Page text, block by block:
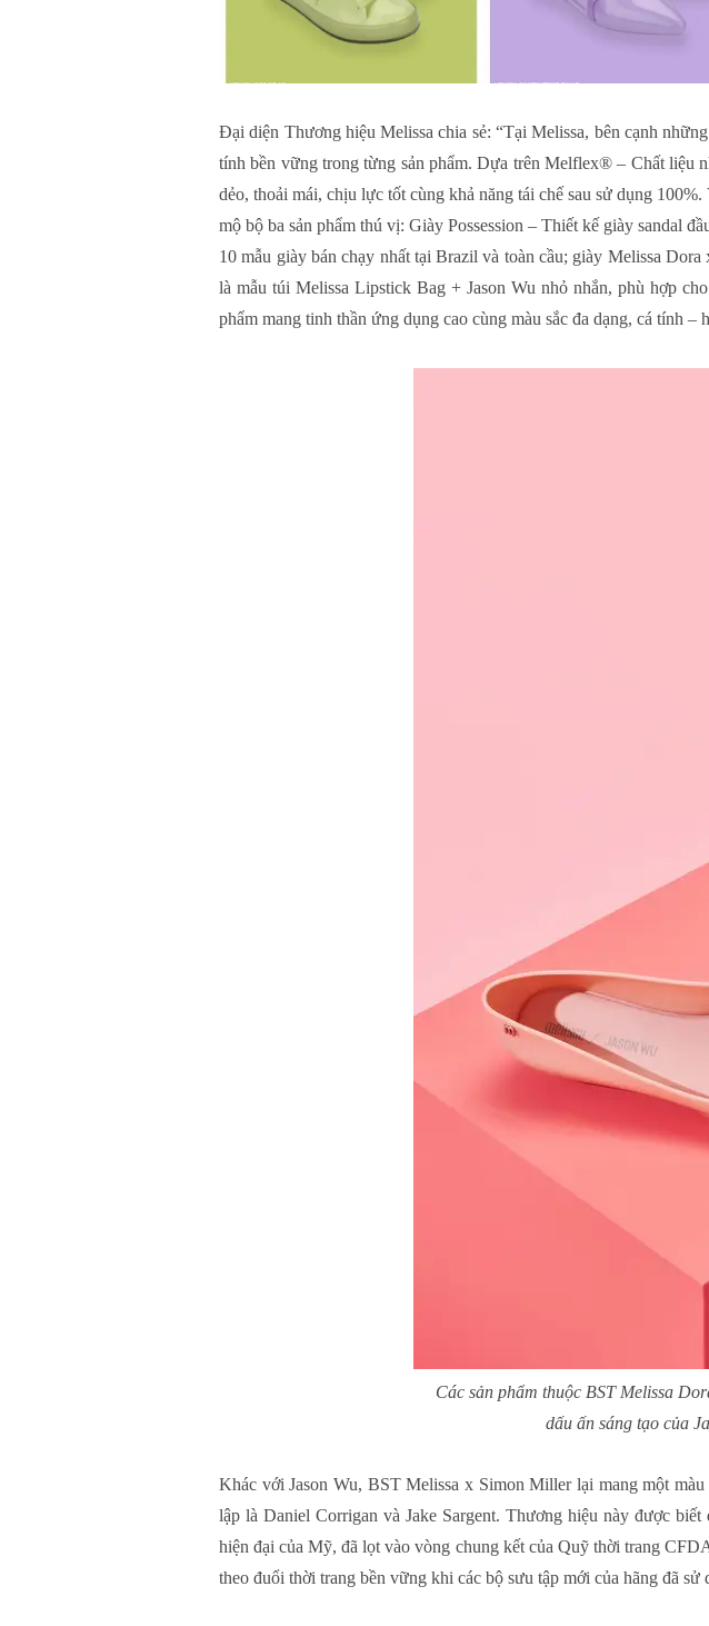
Đại diện Thương hiệu Melissa chia sẻ: “Tại Melissa, bên cạnh
tính bền vững trong từng sản phẩm. Dựa trên Melflex® – Chất liệu
dẻo, thoải mái, chịu lực tốt cùng khả năng tái chế sau sử dụng
mộ bộ ba sản phẩm thú vị: Giày Possession – Thiết kế giày sandal
10 mẫu giày bán chạy nhất tại Brazil và toàn cầu; giày Melissa
là mẫu túi Melissa Lipstick Bag + Jason Wu nhỏ nhắn, phù hợp
phẩm mang tinh thần ứng dụng cao cùng màu sắc đa dạng, cá tính
Các sản phẩm thuộc BST Melissa
dấu ấn sáng tạo của
Khác với Jason Wu, BST Melissa x Simon Miller lại mang một
lập là Daniel Corrigan và Jake Sargent. Thương hiệu này được
hiện đại của Mỹ, đã lọt vào vòng chung kết của Quỹ thời trang
theo đuổi thời trang bền vững khi các bộ sưu tập mới của hãng đã sử